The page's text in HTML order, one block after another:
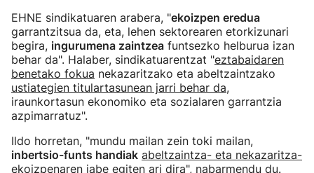
EHNE sindikatuaren arabera, "ekoizpen eredua
garrantzitsua da, eta, lehen sektorearen etorkizunari
begira, ingurumena zaintzea funtsezko helburua izan
behar da". Halaber, sindikatuarentzat "eztabaidaren
benetako fokua nekazaritzako eta abeltzaintzako
ustiategien titulartasunean jarri behar da,
iraunkortasun ekonomiko eta sozialaren garrantzia
azpimarratuz".
Ildo horretan, "mundu mailan zein toki mailan,
inbertsio-funts handiak abeltzaintza- eta nekazaritza-
ekoizpenaren jabe egiten ari dira", nabarmendu du.